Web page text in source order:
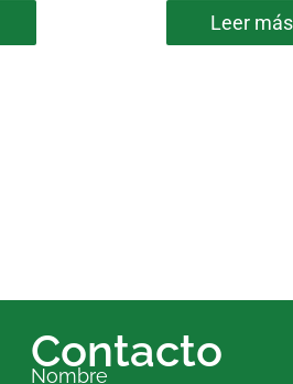
Leer más
Contacto
Nombre